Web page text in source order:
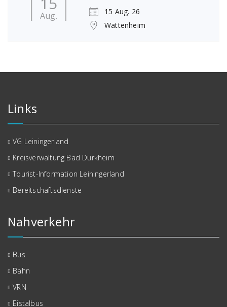
Aug.
15 Aug. 26
Wattenheim
Links
VG Leiningerland
Kreisverwaltung Bad Dürkheim
Tourist-Information Leiningerland
Bereitschaftsdienste
Nahverkehr
Bus
Bahn
VRN
Eistalbus